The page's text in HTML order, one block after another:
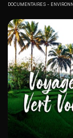
DOCUMENTAIRES